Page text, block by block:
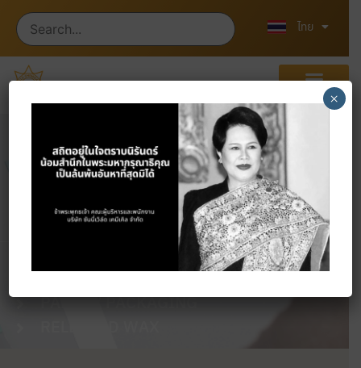
ไทย
中文 (中国)
ผลิตภัณฑ์
หน้าแรก
ผลิตภัณฑ์
PAPER / PACKAGING
×